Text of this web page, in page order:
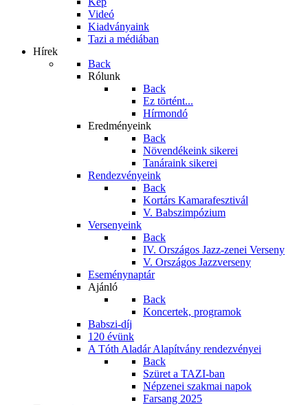
Videó
Kiadványaink
Tazi a médiában
Hírek
Back
Rólunk
Back
Ez történt...
Hírmondó
Eredményeink
Back
Növendékeink sikerei
Tanáraink sikerei
Rendezvényeink
Back
Kortárs Kamarafesztivál
V. Babszimpózium
Versenyeink
Back
IV. Országos Jazz-zenei Verseny
V. Országos Jazzverseny
Eseménynaptár
Ajánló
Back
Koncertek, programok
Babszi-díj
120 évünk
A Tóth Aladár Alapítvány rendezvényei
Back
Szüret a TAZI-ban
Népzenei szakmai napok
Farsang 2025